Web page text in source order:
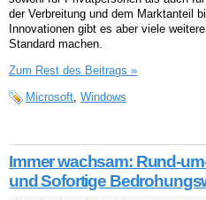
der Verbreitung und dem Marktanteil
Innovationen gibt es aber viele
Standard machen.
Zum Rest des Beitrags »
Microsoft, Windows
Immer wachsam: Rund-
und Sofortige